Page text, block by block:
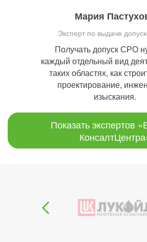
Мария
Эксперт по выдаче
Получать допуск СРО
каждый отдельный вид
таких областях, как
проектирование,
изыскания.
Показать экспертов